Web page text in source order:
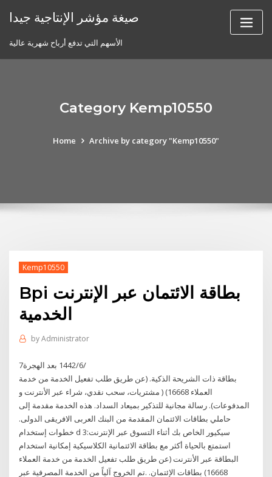
صيغة مؤشر الإنتاجية جيدا
الأسهم التي تدفع أرباح شهرية عالية
Category Kemp10550
Home Archive by category "Kemp10550"
Kemp10550
Bpi بطاقة الائتمان عبر الإنترنت
الخدمية
byAdministrator
7‏‏/6‏‏/1442 بعد الهجرة
بطاقة ذات الشريحة الذكية. (عن طريق طلب تفعيل الخدمة من خدمة
العملاء 16668) ( مشتريات، سحب نقدي، شراء عبر الأنترنت و
المدفوعات). رسالة مجانية للتذكير بميعاد السداد. هذه الخدمة مقدمة إلى
حاملي بطاقات الائتمان المقدمة من البنك العربى الافريقى الدولى.
خطوات إستخدام d 3سيكيور الخاص بك أثناء التسوق عبر الإنترنت:
استمتع بالحياة أكثر مع بطاقة الائتمانية الكلاسيكية إمكانية استخدام
البطاقة عبر الأنترنت (عن طريق طلب تفعيل الخدمة من خدمة العملاء
16668) بطاقات الإئتمان. .تم الخروج آلياً من الخدمة المصرفية عبر